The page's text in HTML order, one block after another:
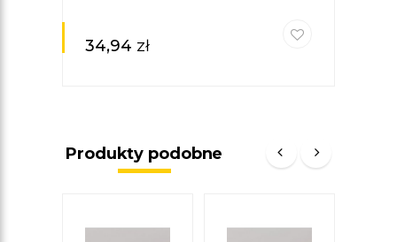
34,94 zł
Produkty podobne